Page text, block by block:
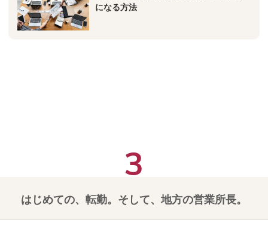
になる方法
はじめての、転勤。そして、地方の営業所長。